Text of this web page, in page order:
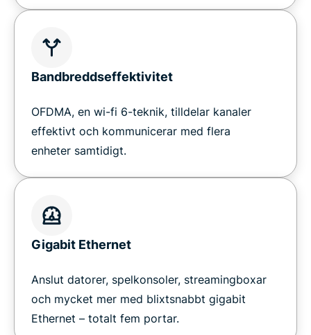
Bandbreddseffektivitet
OFDMA, en wi-fi 6-teknik, tilldelar kanaler
effektivt och kommunicerar med flera
enheter samtidigt.
Gigabit Ethernet
Anslut datorer, spelkonsoler, streamingboxar
och mycket mer med blixtsnabbt gigabit
Ethernet – totalt fem portar.